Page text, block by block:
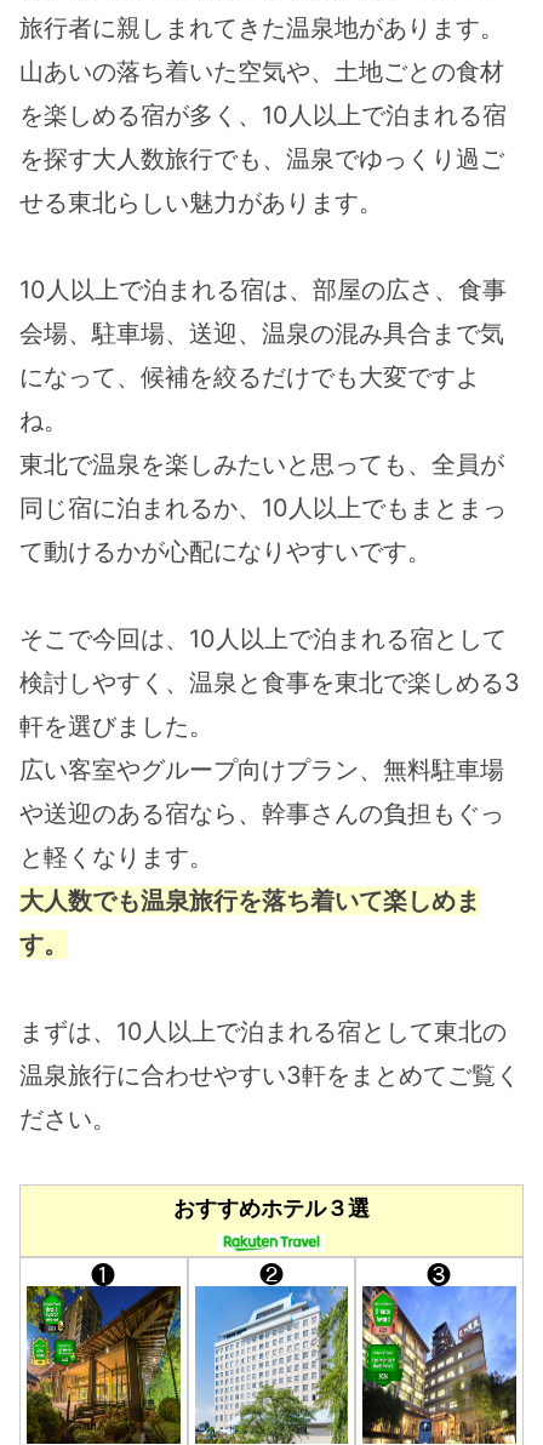
旅行者に親しまれてきた温泉地があります。
山あいの落ち着いた空気や、土地ごとの食材
を楽しめる宿が多く、10人以上で泊まれる宿
を探す大人数旅行でも、温泉でゆっくり過ご
せる東北らしい魅力があります。
10人以上で泊まれる宿は、部屋の広さ、食事
会場、駐車場、送迎、温泉の混み具合まで気
になって、候補を絞るだけでも大変ですよ
ね。
東北で温泉を楽しみたいと思っても、全員が
同じ宿に泊まれるか、10人以上でもまとまっ
て動けるかが心配になりやすいです。
そこで今回は、10人以上で泊まれる宿として
検討しやすく、温泉と食事を東北で楽しめる3
軒を選びました。
広い客室やグループ向けプラン、無料駐車場
や送迎のある宿なら、幹事さんの負担もぐっ
と軽くなります。
大人数でも温泉旅行を落ち着いて楽しめま
す。
まずは、10人以上で泊まれる宿として東北の
温泉旅行に合わせやすい3軒をまとめてご覧く
ださい。
おすすめホテル３選
❶ ❷ ❸